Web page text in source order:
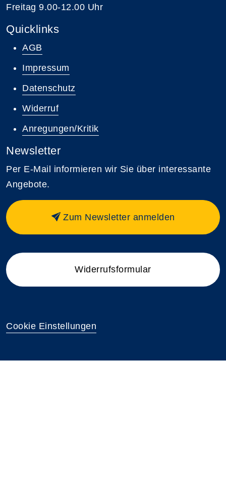
Freitag 9.00-12.00 Uhr
Quicklinks
AGB
Impressum
Datenschutz
Widerruf
Anregungen/Kritik
Newsletter
Per E-Mail informieren wir Sie über interessante
Angebote.
Zum Newsletter anmelden
Widerrufsformular
Cookie Einstellungen